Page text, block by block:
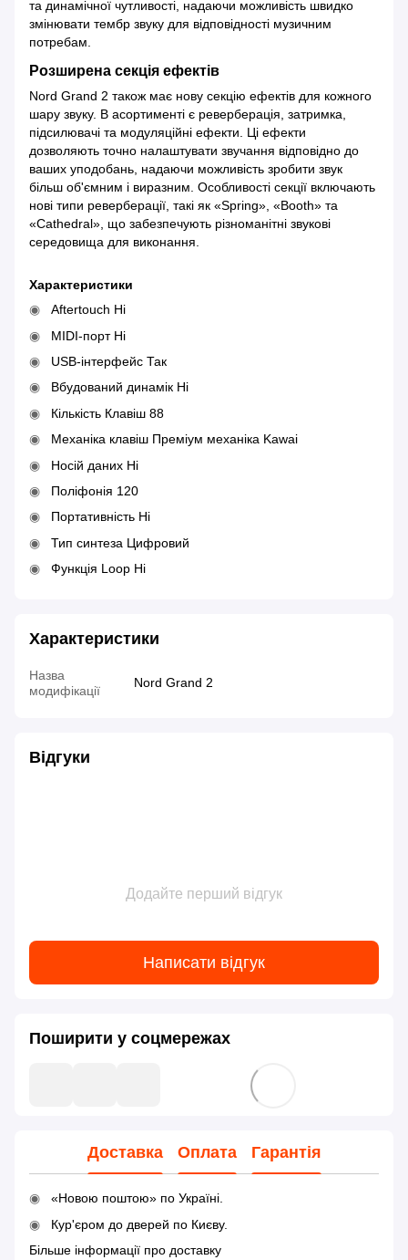
та динамічної чутливості, надаючи можливість швидко
змінювати тембр звуку для відповідності музичним
потребам.
Розширена секція ефектів
Nord Grand 2 також має нову секцію ефектів для кожного
шару звуку. В асортименті є реверберація, затримка,
підсилювачі та модуляційні ефекти. Ці ефекти
дозволяють точно налаштувати звучання відповідно до
ваших уподобань, надаючи можливість зробити звук
більш об'ємним і виразним. Особливості секції включають
нові типи реверберації, такі як «Spring», «Booth» та
«Cathedral», що забезпечують різноманітні звукові
середовища для виконання.
Характеристики
Aftertouch Ні
MIDI-порт Ні
USB-інтерфейс Так
Вбудований динамік Ні
Кількість Клавіш 88
Механіка клавіш Преміум механіка Kawai
Носій даних Ні
Поліфонія 120
Портативність Ні
Тип синтеза Цифровий
Функція Loop Ні
Характеристики
Назва
модифікації
Nord Grand 2
Відгуки
Додайте перший відгук
Написати відгук
Поширити у соцмережах
Доставка Оплата Гарантія
«Новою поштою» по Україні.
Кур'єром до дверей по Києву.
Більше інформації про доставку